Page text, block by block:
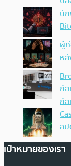
นั
ผู้ก่
หลั
ถือ
ถื
สัป
เป้าหมายของเรา